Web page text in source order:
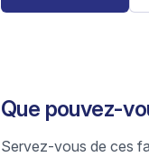
Que pouvez-
Servez-vous de ces